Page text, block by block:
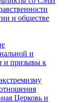
и обществе
и
и призывы к
Церковь и